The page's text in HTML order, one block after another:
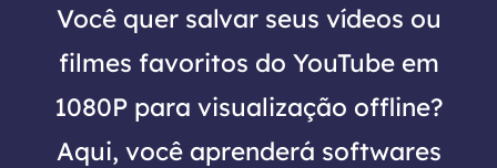
Você quer salvar seus vídeos ou
filmes favoritos do YouTube em
1080P para visualização offline?
Aqui, você aprenderá softwares